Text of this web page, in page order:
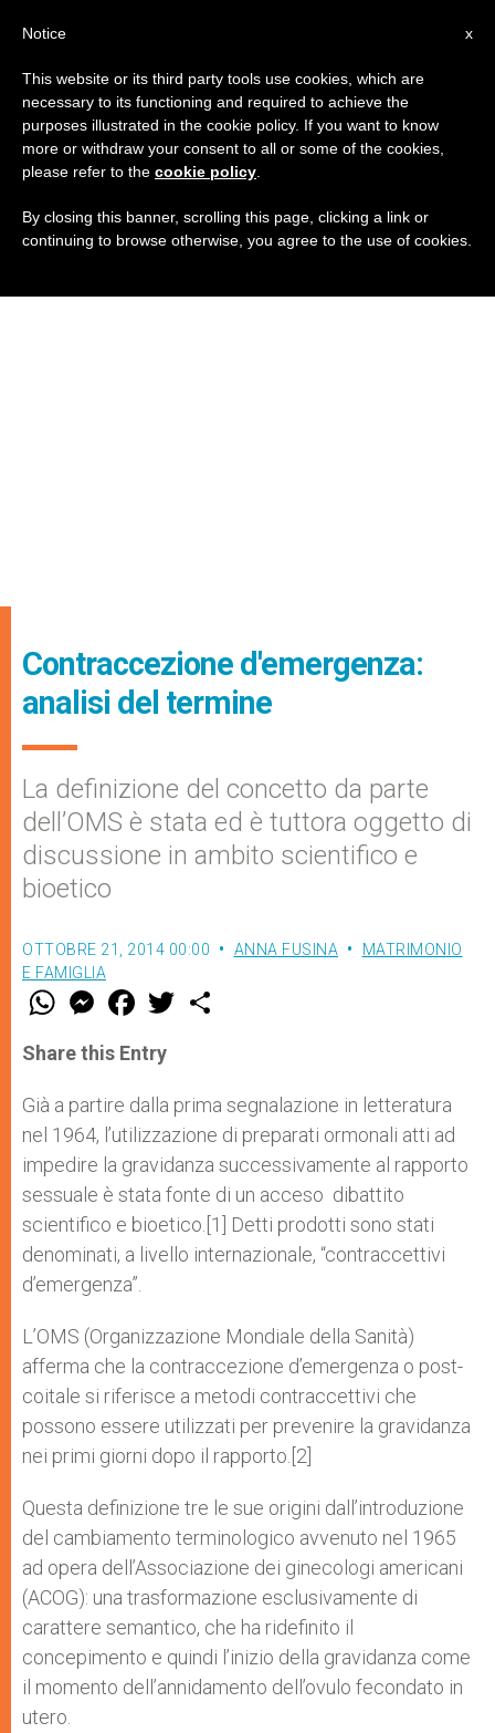
Contraccezione d'emergenza:
analisi del termine
La definizione del concetto da parte
dell’OMS è stata ed è tuttora oggetto di
discussione in ambito scientifico e
bioetico
OTTOBRE 21, 2014 00:00 ANNA FUSINA
MATRIMONIO
E FAMIGLIA
W
t
s
p
p
M
e
s
e
g
e
F
a
e
b
o
k
w
r
Share this Entry
Già a partire dalla prima segnalazione in letteratura
nel 1964, l’utilizzazione di preparati ormonali atti ad
impedire la gravidanza successivamente al rapporto
sessuale è stata fonte di un acceso dibattito
scientifico e bioetico.[1] Detti prodotti sono stati
denominati, a livello internazionale, “contraccettivi
d’emergenza”.
L’OMS (Organizzazione Mondiale della Sanità)
afferma che la contraccezione d’emergenza o post­
coitale si riferisce a metodi contraccettivi che
possono essere utilizzati per prevenire la gravidanza
nei primi giorni dopo il rapporto.[2]
Questa definizione tre le sue origini dall’introduzione
del cambiamento terminologico avvenuto nel 1965
ad opera dell’Associazione dei ginecologi americani
(ACOG): una trasformazione esclusivamente di
carattere semantico, che ha ridefinito il
concepimento e quindi l’inizio della gravidanza come
il momento dell’annidamento dell’ovulo fecondato in
utero.
x
Notice
This website or its third party tools use cookies, which are
necessary to its functioning and required to achieve the
purposes illustrated in the cookie policy. If you want to know
more or withdraw your consent to all or some of the cookies,
please refer to the cookie policy
By closing this banner, scrolling this page, clicking a link or
continuing to browse otherwise, you agree to the use of cookies.